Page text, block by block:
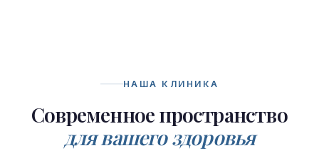
НАША КЛИНИКА
Современное пространство
для вашего здоровья